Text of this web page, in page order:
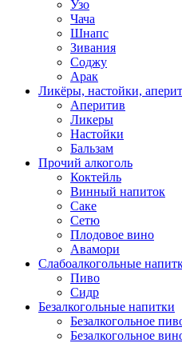
Узо
Чача
Шнапс
Зивания
Соджу
Арак
Ликёры, настойки,
Аперитив
Ликеры
Настойки
Бальзам
Прочий алкоголь
Коктейль
Винный напиток
Саке
Сетю
Плодовое вино
Авамори
Слабоалкогольные
Пиво
Сидр
Безалкогольные напитки
Безалкогольное
Безалкогольное